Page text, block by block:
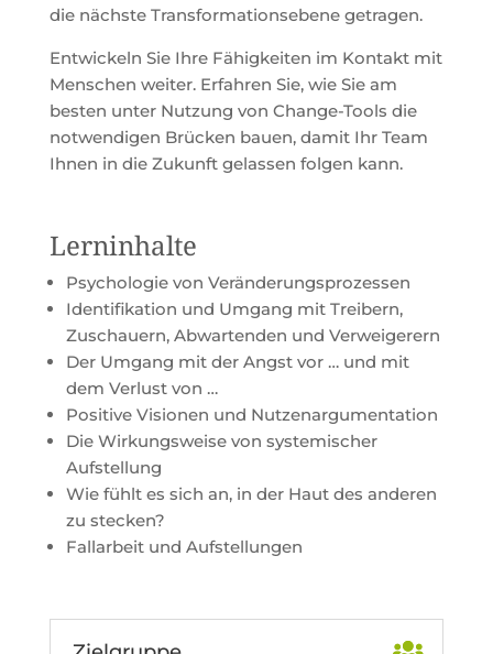
die nächste Transformationsebene getragen.
Entwickeln Sie Ihre Fähigkeiten im Kontakt mit
Menschen weiter. Erfahren Sie, wie Sie am
besten unter Nutzung von Change-Tools die
notwendigen Brücken bauen, damit Ihr Team
Ihnen in die Zukunft gelassen folgen kann.
Lerninhalte
Psychologie von Veränderungsprozessen
Identifikation und Umgang mit Treibern,
Zuschauern, Abwartenden und Verweigerern
Der Umgang mit der Angst vor … und mit
dem Verlust von …
Positive Visionen und Nutzenargumentation
Die Wirkungsweise von systemischer
Aufstellung
Wie fühlt es sich an, in der Haut des anderen
zu stecken?
Fallarbeit und Aufstellungen